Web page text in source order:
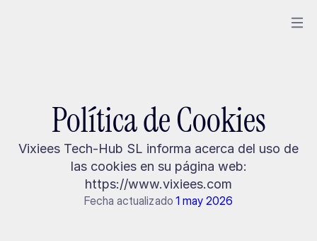
Política de Cookies
Vixiees Tech-Hub SL informa acerca del uso de
las cookies en su página web:
https://www.vixiees.com
Fecha actualizado 1 may 2026